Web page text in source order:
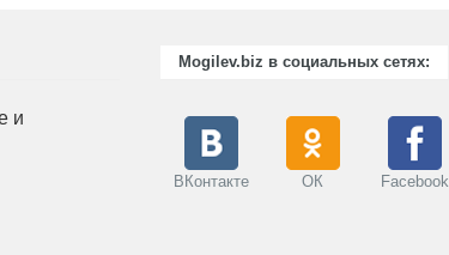
и
Mogilev.biz в социальных сетях:
ВКонтакте ОК Facebook